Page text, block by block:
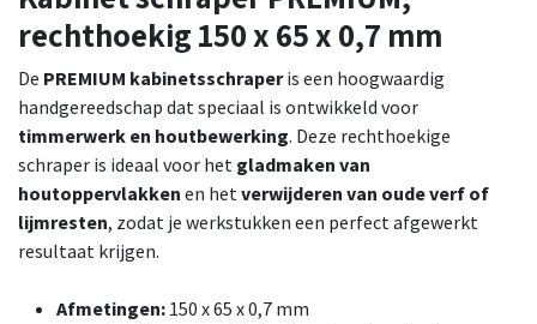
rechthoekig 150 x 65 x 0,7 mm
De PREMIUM kabinetsschraperis een hoogwaardig
handgereedschap dat speciaal is ontwikkeld voor
timmerwerk en houtbewerking. Deze rechthoekige
schraper is ideaal voor het gladmaken van
houtoppervlakken en hetverwijderen van oude verf of
lijmresten, zodat je werkstukken een perfect afgewerkt
resultaat krijgen.
Afmetingen: 150 x 65 x 0,7 mm